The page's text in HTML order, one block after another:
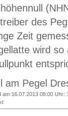
des
Zeit
wird
am Pegel
am 16.07.2013 08:00 Uhr: